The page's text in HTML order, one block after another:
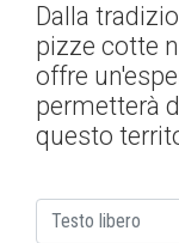
Dalla
pizze cotte
offre
permetterà
questo